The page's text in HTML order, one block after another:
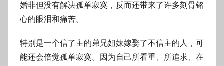
婚非但没有解决孤单寂寞，反而还带来了许多刻骨铭
心的眼泪和痛苦。
特别是一个信了主的弟兄姐妹嫁娶了不信主的人，可
能还会倍觉孤单寂寞。因为自己所看重、所追求、在